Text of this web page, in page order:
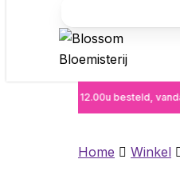
Voor 12.00u besteld,
Home Winkel